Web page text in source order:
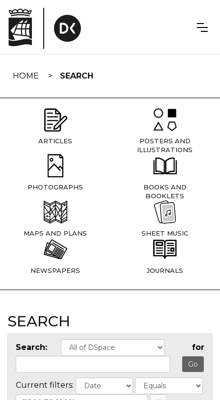
navigation
HOME SEARCH
ARTICLES
POSTERS AND
ILLUSTRATIONS
PHOTOGRAPHS
BOOKS AND
BOOKLETS
MAPS AND PLANS SHEET MUSIC
NEWSPAPERS JOURNALS
SEARCH
Search: for
Current filters: